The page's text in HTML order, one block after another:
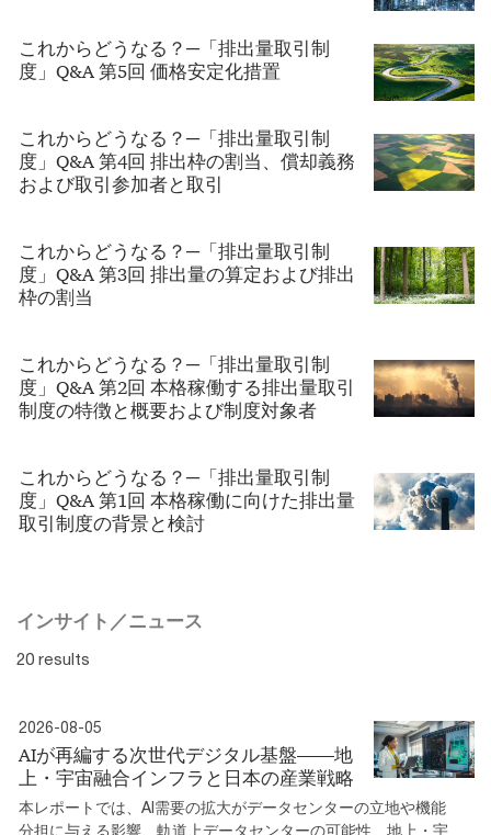
これからどうなる？─「排出量取引制
度」Q&A 第5回 価格安定化措置
これからどうなる？─「排出量取引制
度」Q&A 第4回 排出枠の割当、償却義務
および取引参加者と取引
これからどうなる？─「排出量取引制
度」Q&A 第3回 排出量の算定および排出
枠の割当
これからどうなる？─「排出量取引制
度」Q&A 第2回 本格稼働する排出量取引
制度の特徴と概要および制度対象者
これからどうなる？─「排出量取引制
度」Q&A 第1回 本格稼働に向けた排出量
取引制度の背景と検討
インサイト／ニュース
20 results
2026-08-05
AIが再編する次世代デジタル基盤――地
上・宇宙融合インフラと日本の産業戦略
本レポートでは、AI需要の拡大がデータセンターの立地や機能
分担に与える影響、軌道上データセンターの可能性、地上・宇